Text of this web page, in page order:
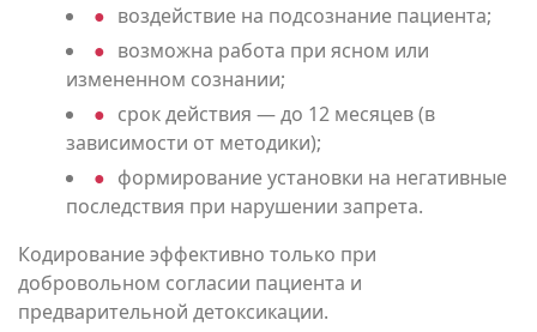
воздействие на подсознание пациента;
возможна работа при ясном или
измененном сознании;
срок действия — до 12 месяцев (в
зависимости от методики);
формирование установки на негативные
последствия при нарушении запрета.
Кодирование эффективно только при
добровольном согласии пациента и
предварительной детоксикации.